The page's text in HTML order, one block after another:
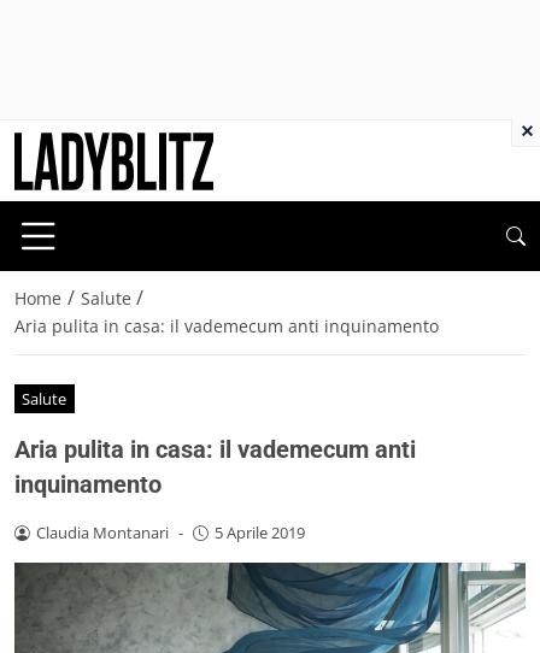
Home / Salute /
Aria pulita in casa: il vademecum anti inquinamento
Salute
Aria pulita in casa: il vademecum anti
inquinamento
Claudia Montanari - 5 Aprile 2019
×